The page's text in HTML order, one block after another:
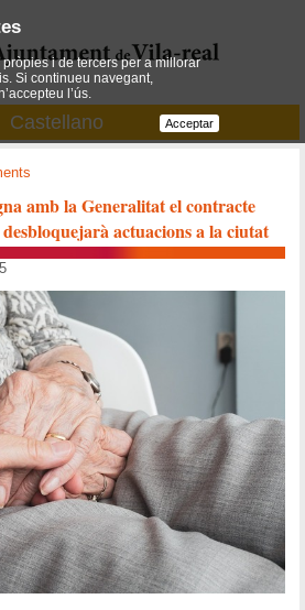
Castellano
amb la Generalitat el contracte
actuacions a la ciutat
i de tercers per a millorar
Si continueu navegant,
l’ús.
Acceptar